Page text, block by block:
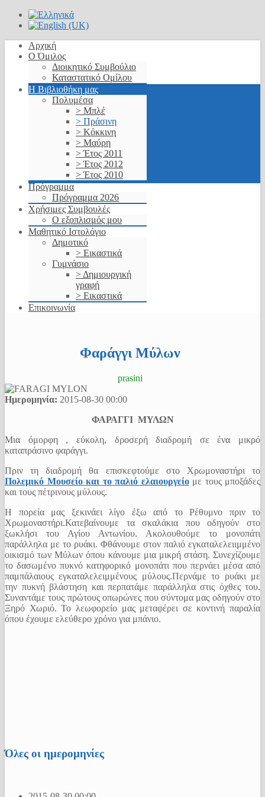
Αρχική
Ο Όμιλος
Διοικητικό Συμβούλιο
Καταστατικό Ομίλου
Η Βιβλιοθήκη μας
Πολυμέσα
> Μπλέ
> Πράσινη
> Κόκκινη
> Μαύρη
> Έτος 2011
> Έτος 2012
> Έτος 2010
Πρόγραμμα
Πρόγραμμα 2026
Χρήσιμες Συμβουλές
Ο εξοπλισμός μου
Μαθητικό Ιστολόγιο
Δημοτικό
> Εικαστικά
Γυμνάσιο
> Δημιουργική
γραφή
> Εικαστικά
Επικοινωνία
Φαράγγι Μύλων
prasini
Ημερομηνία: 2015-08-30 00:00
ΦΑΡΑΓΓΙ ΜΥΛΩΝ
Μια όμορφη , εύκολη, δροσερή διαδρομή σε ένα μικρό
καταπράσινο φαράγγι.
Πριν τη διαδρομή θα επισκεφτούμε στο Χρωμοναστήρι το
Πολεμικό Μουσείο και το παλιό ελαιουργείομε τους μποξάδες
και τους πέτρινους μύλους.
Η πορεία μας ξεκινάει λίγο έξω από το Ρέθυμνο πριν το
Χρωμοναστήρι.Κατεβαίνουμε τα σκαλάκια που οδηγούν στο
ξωκλήσι του Αγίου Αντωνίου. Ακολουθούμε το μονοπάτι
παράλληλα με το ρυάκι. Φθάνουμε στον παλιό εγκαταλελειιμμένο
οικισμό των Μύλων όπου κάνουμε μια μικρή στάση. Συνεχίζουμε
το δασωμένο πυκνό κατηφορικό μονοπάτι που περνάει μέσα από
παμπάλαιους εγκαταλελειμμένους μύλους.Περνάμε το ρυάκι με
την πυκνή βλάστηση και περπατάμε παράλληλα στις όχθες του.
Συναντάμε τους πρώτους οπωρώνες που σύντομα μας οδηγούν στο
Ξηρό Χωριό. Το λεωφορείο μας μεταφέρει σε κοντινή παραλία
όπου έχουμε ελεύθερο χρόνο για μπάνιο.
Όλες οι ημερομηνίες